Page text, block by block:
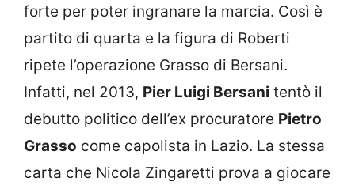
forte per poter ingranare la marcia. Così è
partito di quarta e la figura di Roberti
ripete l’operazione Grasso di Bersani.
Infatti, nel 2013, Pier Luigi Bersani tentò il
debutto politico dell’ex procuratore Pietro
Grasso come capolista in Lazio. La stessa
carta che Nicola Zingaretti prova a giocare